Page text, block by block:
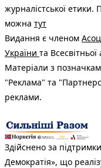
журналістської етики.
можна тут
Видання є членом
України та Всесвітньої
Матеріали з
"Реклама" та
реклами.
Здійснено за
Демократія», що